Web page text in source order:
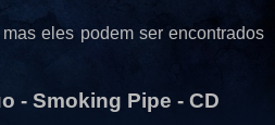
eles podem ser encontrados
- Smoking Pipe - CD